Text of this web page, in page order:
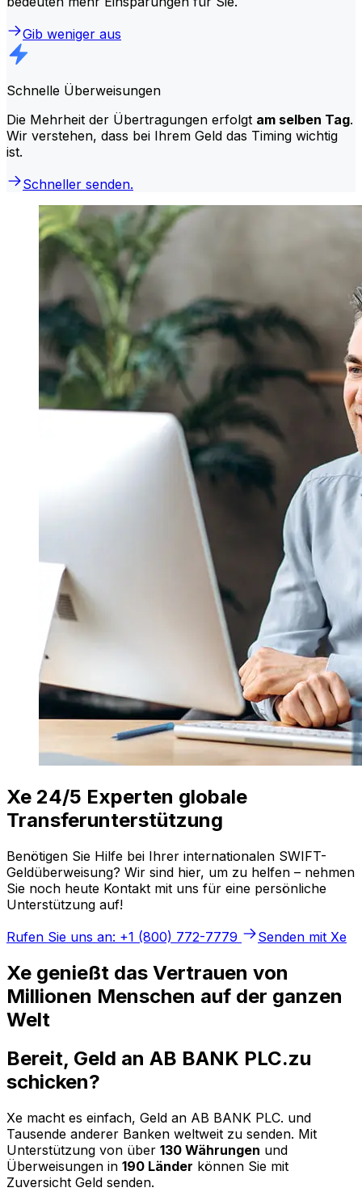
Gib weniger aus
Schnelle Überweisungen
Die Mehrheit der Übertragungen erfolgt am selben Tag.
Wir verstehen, dass bei Ihrem Geld das Timing wichtig
ist.
Schneller senden.
Xe 24/5 Experten globale
Transferunterstützung
Benötigen Sie Hilfe bei Ihrer internationalen SWIFT-
Geldüberweisung? Wir sind hier, um zu helfen – nehmen
Sie noch heute Kontakt mit uns für eine persönliche
Unterstützung auf!
Rufen Sie uns an: +1 (800) 772-7779
Senden mit Xe
Xe genießt das Vertrauen von
Millionen Menschen auf der ganzen
Welt
Bereit, Geld an AB BANK PLC.zu
schicken?
Xe macht es einfach, Geld an AB BANK PLC. und
Tausende anderer Banken weltweit zu senden. Mit
Unterstützung von über 130 Währungen und
Überweisungen in 190 Länder können Sie mit
Zuversicht Geld senden.